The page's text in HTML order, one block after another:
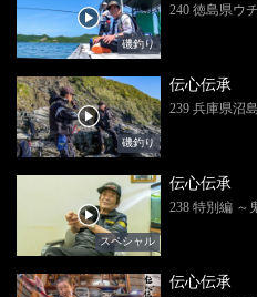
磯釣り
240 徳島県ウ
磯釣り
伝心伝承
239 兵庫県沼
スペシャル
伝心伝承
238 特別編 ～
伝心伝承